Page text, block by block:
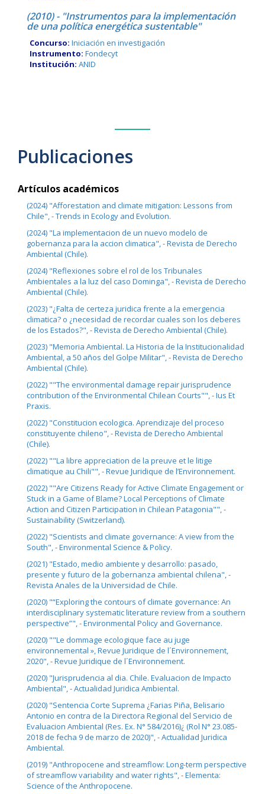
(2010) - "Instrumentos para la implementación
de una política energética sustentable"
Concurso: Iniciación en investigación
Instrumento: Fondecyt
Institución: ANID
Publicaciones
Artículos académicos
(2024) "Afforestation and climate mitigation: Lessons from
Chile", - Trends in Ecology and Evolution.
(2024) "La implementacion de un nuevo modelo de
gobernanza para la accion climatica", - Revista de Derecho
Ambiental (Chile).
(2024) "Reflexiones sobre el rol de los Tribunales
Ambientales a la luz del caso Dominga", - Revista de Derecho
Ambiental (Chile).
(2023) "¿Falta de certeza juridica frente a la emergencia
climatica? o ¿necesidad de recordar cuales son los deberes
de los Estados?", - Revista de Derecho Ambiental (Chile).
(2023) "Memoria Ambiental. La Historia de la Institucionalidad
Ambiental, a 50 años del Golpe Militar", - Revista de Derecho
Ambiental (Chile).
(2022) ""The environmental damage repair jurisprudence
contribution of the Environmental Chilean Courts"", - Ius Et
Praxis.
(2022) "Constitucion ecologica. Aprendizaje del proceso
constituyente chileno", - Revista de Derecho Ambiental
(Chile).
(2022) ""La libre appreciation de la preuve et le litige
climatique au Chili"", - Revue Juridique de l’Environnement.
(2022) ""Are Citizens Ready for Active Climate Engagement or
Stuck in a Game of Blame? Local Perceptions of Climate
Action and Citizen Participation in Chilean Patagonia"", -
Sustainability (Switzerland).
(2022) "Scientists and climate governance: A view from the
South", - Environmental Science & Policy.
(2021) "Estado, medio ambiente y desarrollo: pasado,
presente y futuro de la gobernanza ambiental chilena", -
Revista Anales de la Universidad de Chile.
(2020) "“Exploring the contours of climate governance: An
interdisciplinary systematic literature review from a southern
perspective”", - Environmental Policy and Governance.
(2020) ""Le dommage ecologique face au juge
environnemental », Revue Juridique de l´Environnement,
2020", - Revue Juridique de l´Environnement.
(2020) "Jurisprudencia al dia. Chile. Evaluacion de Impacto
Ambiental", - Actualidad Juridica Ambiental.
(2020) "Sentencia Corte Suprema ¿Farias Piña, Belisario
Antonio en contra de la Directora Regional del Servicio de
Evaluacion Ambiental (Res. Ex. N° 584/2016)¿ (Rol N° 23.085-
2018 de fecha 9 de marzo de 2020)", - Actualidad Juridica
Ambiental.
(2019) "Anthropocene and streamflow: Long-term perspective
of streamflow variability and water rights", - Elementa:
Science of the Anthropocene.